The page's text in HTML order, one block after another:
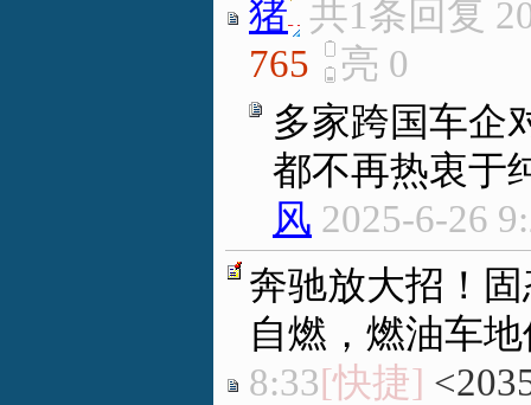
猪. 共1条回复
765
亮 0
多家跨国车企
都不再热衷于
风 2025-6-26
奔驰放大招！
自燃，燃油车
8:33[快捷]